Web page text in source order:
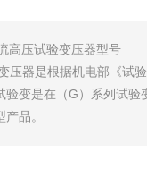
高压试验变压器型号
压器是根据机电部《试
验变是在（G）系列试
品。